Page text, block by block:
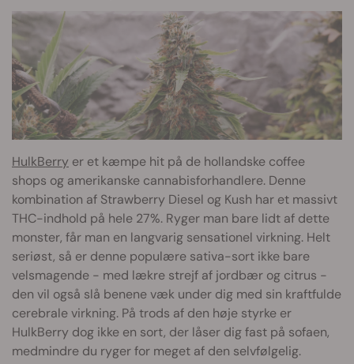
HulkBerry er et kæmpe hit på de hollandske coffee
shops og amerikanske cannabisforhandlere. Denne
kombination af Strawberry Diesel og Kush har et massivt
THC-indhold på hele 27%. Ryger man bare lidt af dette
monster, får man en langvarig sensationel virkning. Helt
seriøst, så er denne populære sativa-sort ikke bare
velsmagende - med lækre strejf af jordbær og citrus -
den vil også slå benene væk under dig med sin kraftfulde
cerebrale virkning. På trods af den høje styrke er
HulkBerry dog ikke en sort, der låser dig fast på sofaen,
medmindre du ryger for meget af den selvfølgelig.